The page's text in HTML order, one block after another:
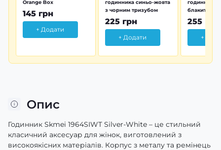
Orange Box
145 грн
+ Додати
годинника синьо-жовта
з чорним тризубом
225 грн
+ Додати
годинника
блакитна
255 грн
+
Опис
Годинник Skmei 1964SIWT Silver-White – це стильний
класичний аксесуар для жінок, виготовлений з
високоякісних матеріалів. Корпус з металу та ремінець